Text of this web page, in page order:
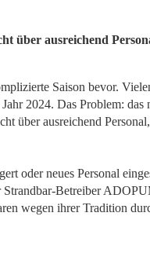
über ausreichend
Saison bevor.
2024. Das Problem: das
über ausreichend
oder neues Personal
Betreiber
wegen ihrer Tradition